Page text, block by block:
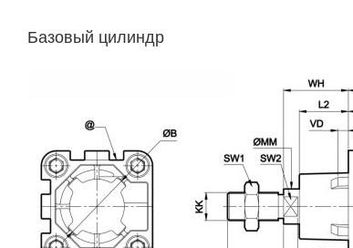
Базовый цилиндр